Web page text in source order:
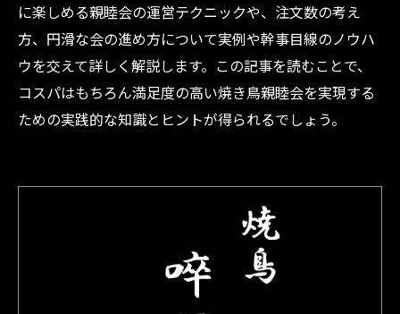
に楽しめる親睦会の運営テクニックや、注文数の考え
方、円滑な会の進め方について実例や幹事目線のノウハ
ウを交えて詳しく解説します。この記事を読むことで、
コスパはもちろん満足度の高い焼き鳥親睦会を実現する
ための実践的な知識とヒントが得られるでしょう。